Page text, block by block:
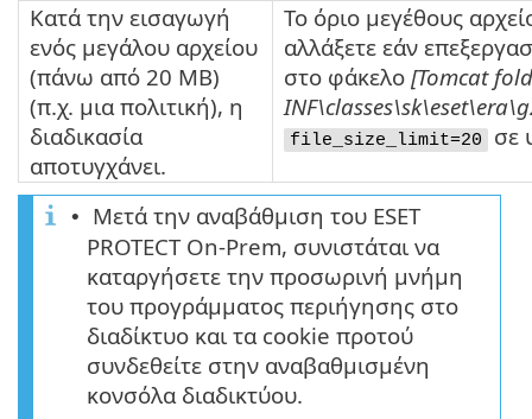
Κατά την εισαγωγή
ενός μεγάλου αρχείου
(πάνω από 20 MB)
(π.χ. μια πολιτική), η
διαδικασία
αποτυγχάνει.
Το όριο μεγέθους
αλλάξετε εάν
στο φάκελο [Tomcat
file_size_limit=20 σε
•
Μετά την αναβάθμιση του ESET
PROTECT On-Prem, συνιστάται να
καταργήσετε την προσωρινή μνήμη
του προγράμματος περιήγησης στο
διαδίκτυο και τα cookie προτού
συνδεθείτε στην αναβαθμισμένη
κονσόλα διαδικτύου.